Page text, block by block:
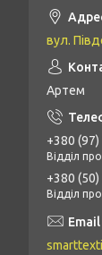
вул.
Артем
+380
Відділ
+380
Відділ